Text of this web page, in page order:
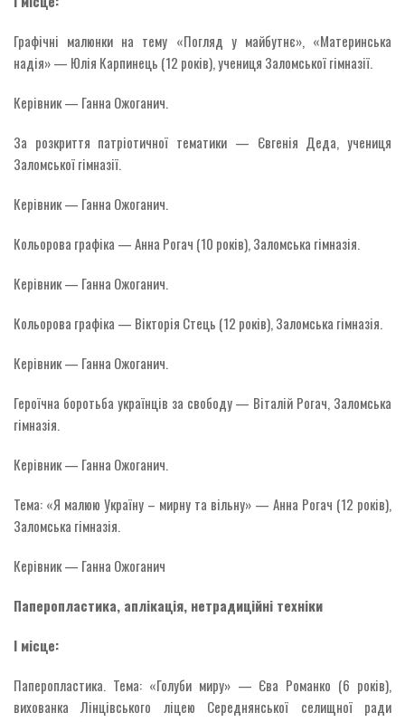
Графічні малюнки на тему «Погляд у майбутнє», «Материнська
надія» — Юлія Карпинець (12 років), учениця Заломської гімназії.
Керівник — Ганна Ожоганич.
За розкриття патріотичної тематики — Євгенія Деда, учениця
Заломської гімназії.
Керівник — Ганна Ожоганич.
Кольорова графіка — Анна Рогач (10 років), Заломська гімназія.
Керівник — Ганна Ожоганич.
Кольорова графіка — Вікторія Стець (12 років), Заломська гімназія.
Керівник — Ганна Ожоганич.
Героїчна боротьба українців за свободу — Віталій Рогач, Заломська
гімназія.
Керівник — Ганна Ожоганич.
Тема: «Я малюю Україну – мирну та вільну» — Анна Рогач (12 років),
Заломська гімназія.
Керівник — Ганна Ожоганич
Паперопластика, аплікація, нетрадиційні техніки
І місце:
Паперопластика. Тема: «Голуби миру» — Єва Романко (6 років),
вихованка Лінцівського ліцею Середнянської селищної ради